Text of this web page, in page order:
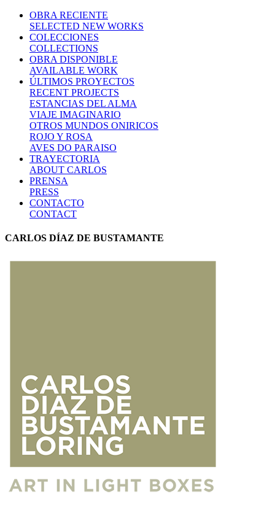
OBRA RECIENTE
SELECTED NEW WORKS
COLECCIONES
COLLECTIONS
OBRA DISPONIBLE
AVAILABLE WORK
ÚLTIMOS PROYECTOS
RECENT PROJECTS
ESTANCIAS DEL ALMA
VIAJE IMAGINARIO
OTROS MUNDOS ONIRICOS
ROJO Y ROSA
AVES DO PARAISO
TRAYECTORIA
ABOUT CARLOS
PRENSA
PRESS
CONTACTO
CONTACT
CARLOS DÍAZ DE BUSTAMANTE